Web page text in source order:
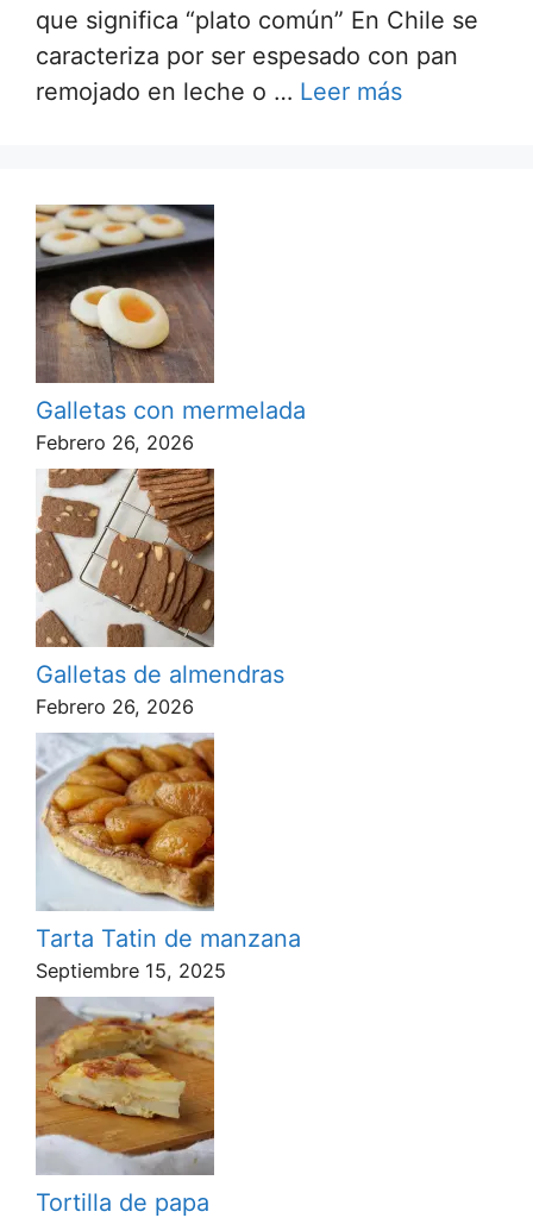
que significa “plato común” En Chile se
caracteriza por ser espesado con pan
remojado en leche o … Leer más
Galletas con mermelada
Febrero 26, 2026
Galletas de almendras
Febrero 26, 2026
Tarta Tatin de manzana
Septiembre 15, 2025
Tortilla de papa